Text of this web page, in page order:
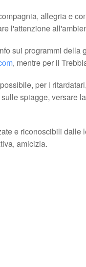
allegria e
l'attenzione
sui programmi
, mentre per il
per i
spiagge, versare
e riconoscibili dalle
amicizia.